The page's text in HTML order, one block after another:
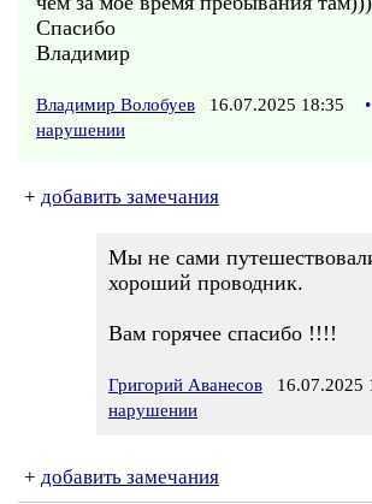
Спасибо
Владимир
Владимир Волобуев 16.07.2025 18:35 •
нарушении
+ добавить замечания
Мы не сами
хороший проводник.
Вам горячее спасибо !!!!
Григорий Аванесов 16.07.2025
нарушении
+ добавить замечания